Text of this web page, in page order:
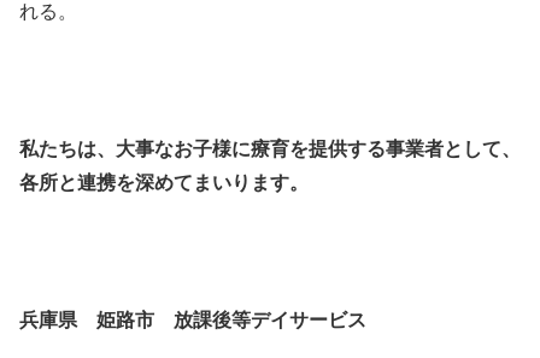
れる。
私たちは、大事なお子様に療育を提供する事業者として、
各所と連携を深めてまいります。
兵庫県 姫路市 放課後等デイサービス